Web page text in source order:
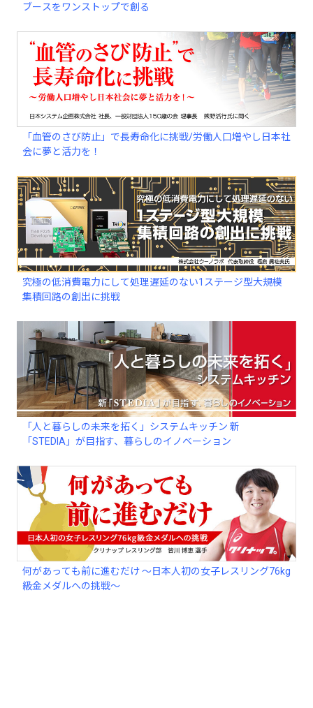
ブースをワンストップで創る
「血管のさび防止」で長寿命化に挑戦/労働人口増やし日本社
会に夢と活力を！
究極の低消費電力にして処理遅延のない1ステージ型大規模
集積回路の創出に挑戦
「人と暮らしの未来を拓く」システムキッチン 新
「STEDIA」が目指す、暮らしのイノベーション
何があっても前に進むだけ ～日本人初の女子レスリング76kg
級金メダルへの挑戦～